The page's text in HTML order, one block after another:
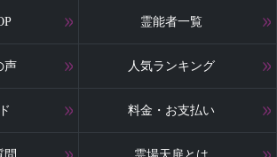
霊能者一覧
声 人気ランキング
料金・お支払い